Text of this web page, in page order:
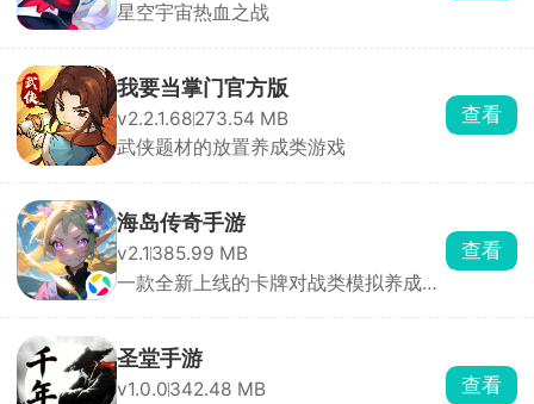
星空宇宙热血之战
我要当掌门官方版
v2.2.1.68273.54 MB
武侠题材的放置养成类游戏
查看
海岛传奇手游
v2.1 385.99 MB
一款全新上线的卡牌对战类模拟养成游
查看
圣堂手游
v1.0.0342.48 MB
查看